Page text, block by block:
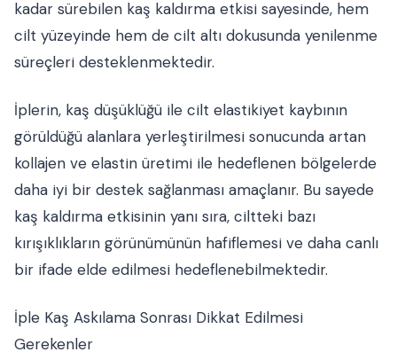
kadar sürebilen kaş kaldırma etkisi sayesinde, hem
cilt yüzeyinde hem de cilt altı dokusunda yenilenme
süreçleri desteklenmektedir.
İplerin, kaş düşüklüğü ile cilt elastikiyet kaybının
görüldüğü alanlara yerleştirilmesi sonucunda artan
kollajen ve elastin üretimi ile hedeflenen bölgelerde
daha iyi bir destek sağlanması amaçlanır. Bu sayede
kaş kaldırma etkisinin yanı sıra, ciltteki bazı
kırışıklıkların görünümünün hafiflemesi ve daha canlı
bir ifade elde edilmesi hedeflenebilmektedir.
İple Kaş Askılama Sonrası Dikkat Edilmesi
Gerekenler